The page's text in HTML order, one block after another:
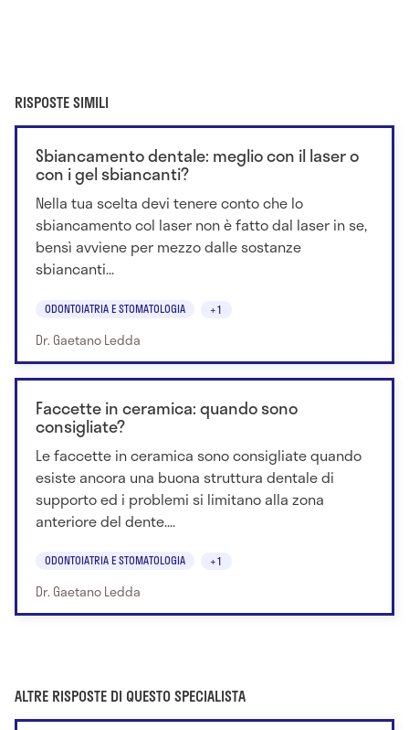
RISPOSTE SIMILI
Sbiancamento dentale: meglio con il laser o
con i gel sbiancanti?
Nella tua scelta devi tenere conto che lo
sbiancamento col laser non è fatto dal laser in se,
bensì avviene per mezzo dalle sostanze
sbiancanti...
ODONTOIATRIA E STOMATOLOGIA +1
Dr. Gaetano Ledda
Faccette in ceramica: quando sono
consigliate?
Le faccette in ceramica sono consigliate quando
esiste ancora una buona struttura dentale di
supporto ed i problemi si limitano alla zona
anteriore del dente....
ODONTOIATRIA E STOMATOLOGIA +1
Dr. Gaetano Ledda
ALTRE RISPOSTE DI QUESTO SPECIALISTA